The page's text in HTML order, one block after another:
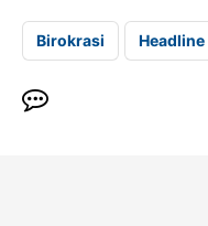
Birokrasi Headline